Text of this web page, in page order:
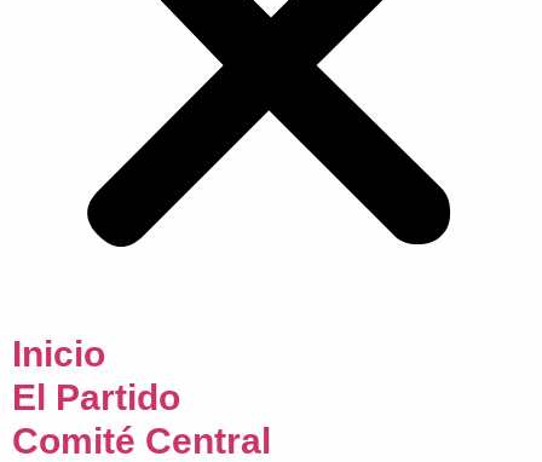
Inicio
El Partido
Comité Central